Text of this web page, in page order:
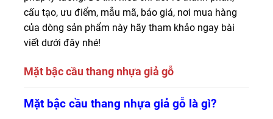
cấu tạo, ưu điểm, mẫu mã, báo giá, nơi mua hàng
của dòng sản phẩm này hãy tham khảo ngay bài
viết dưới đây nhé!
Mặt bậc cầu thang nhựa giả gỗ
Chuyên cung cấp mặt bậc cầu thang nhựa giả gỗ cam
kết hàng đa dạng, chất lượng, bảo hành đẩy đủ và giá
Mặt bậc cầu thang nhựa giả gỗ là gì?